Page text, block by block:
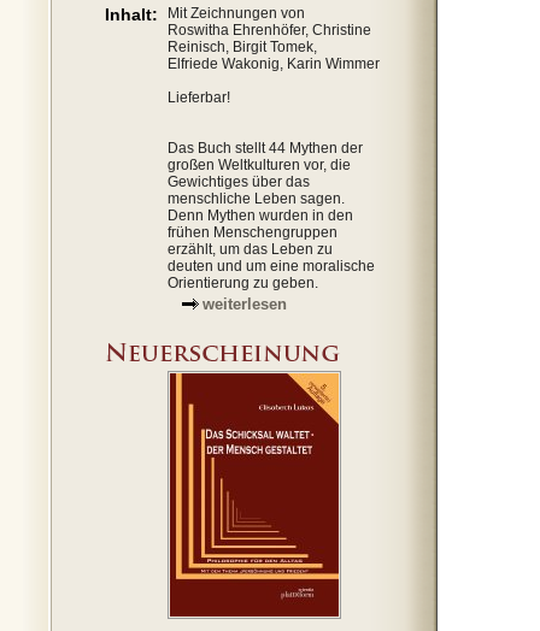
Inhalt:
Mit Zeichnungen von
Roswitha Ehrenhöfer, Christine
Reinisch, Birgit Tomek,
Elfriede Wakonig, Karin Wimmer
Lieferbar!
Das Buch stellt 44 Mythen der
großen Weltkulturen vor, die
Gewichtiges über das
menschliche Leben sagen.
Denn Mythen wurden in den
frühen Menschengruppen
erzählt, um das Leben zu
deuten und um eine moralische
Orientierung zu geben.
weiterlesen